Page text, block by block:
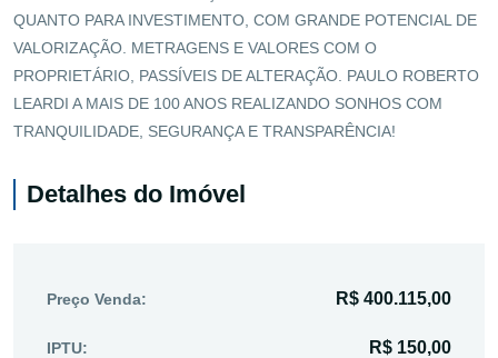
QUANTO PARA INVESTIMENTO, COM GRANDE POTENCIAL DE
VALORIZAÇÃO. METRAGENS E VALORES COM O
PROPRIETÁRIO, PASSÍVEIS DE ALTERAÇÃO. PAULO ROBERTO
LEARDI A MAIS DE 100 ANOS REALIZANDO SONHOS COM
TRANQUILIDADE, SEGURANÇA E TRANSPARÊNCIA!
Detalhes do Imóvel
Preço Venda: R$ 400.115,00
IPTU: R$ 150,00